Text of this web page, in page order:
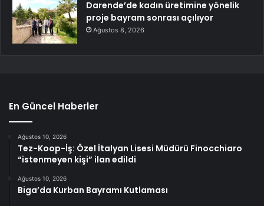
Darende’de kadın üretimine yönelik
proje bayram sonrası açılıyor
Ağustos 8, 2026
En Güncel Haberler
Ağustos 10, 2026
Tez-Koop-İş: Özel İtalyan Lisesi Müdürü Finocchiaro
“istenmeyen kişi” ilan edildi
Ağustos 10, 2026
Biga’da Kurban Bayramı Kutlaması